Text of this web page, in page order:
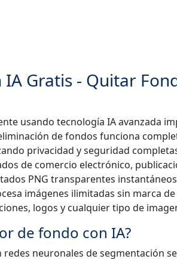
Gratis - Quitar
usando tecnología IA avanzada
de fondos funciona
privacidad y seguridad
de comercio electrónico,
PNG transparentes
imágenes ilimitadas sin marca
logos y cualquier tipo de
de fondo con IA?
neuronales de segmentación